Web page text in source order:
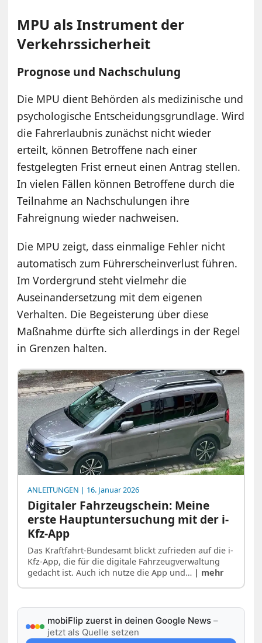
MPU als Instrument der
Verkehrssicherheit
Prognose und Nachschulung
Die MPU dient Behörden als medizinische und
psychologische Entscheidungsgrundlage. Wird
die Fahrerlaubnis zunächst nicht wieder
erteilt, können Betroffene nach einer
festgelegten Frist erneut einen Antrag stellen.
In vielen Fällen können Betroffene durch die
Teilnahme an Nachschulungen ihre
Fahreignung wieder nachweisen.
Die MPU zeigt, dass einmalige Fehler nicht
automatisch zum Führerscheinverlust führen.
Im Vordergrund steht vielmehr die
Auseinandersetzung mit dem eigenen
Verhalten. Die Begeisterung über diese
Maßnahme dürfte sich allerdings in der Regel
in Grenzen halten.
ANLEITUNGEN | 16. Januar 2026
Digitaler Fahrzeugschein: Meine
erste Hauptuntersuchung mit der i-
Kfz-App
Das Kraftfahrt-Bundesamt blickt zufrieden auf die i-
Kfz-App, die für die digitale Fahrzeugverwaltung
gedacht ist. Auch ich nutze die App und… | mehr
mobiFlip zuerst in deinen Google News –
jetzt als Quelle setzen